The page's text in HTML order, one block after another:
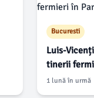
Bucuresti
Luis-
tinerii
1 lună în urmă